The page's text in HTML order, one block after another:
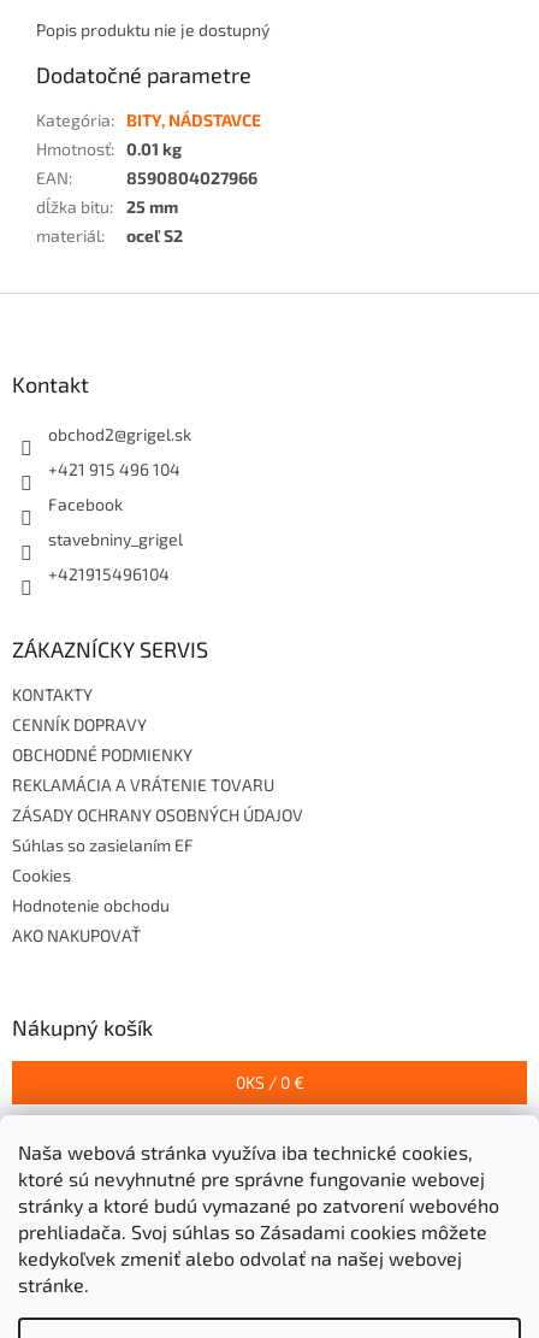
Naša webová stránka využíva iba technické cookies,
ktoré sú nevyhnutné pre správne fungovanie webovej
stránky a ktoré budú vymazané po zatvorení webového
prehliadača. Svoj súhlas so Zásadami cookies môžete
kedykoľvek zmeniť alebo odvolať na našej webovej
stránke.
Popis produktu nie je dostupný
Dodatočné parametre
Kategória:
BITY, NÁDSTAVCE
Hmotnosť: 0.01 kg
EAN:
8590804027966
dĺžka bitu:
25 mm
materiál: oceľ S2
Kontakt
obchod2@grigel.sk
+421 915 496 104
Facebook
stavebniny_grigel
+421915496104
ZÁKAZNÍCKY SERVIS
KONTAKTY
CENNÍK DOPRAVY
OBCHODNÉ PODMIENKY
REKLAMÁCIA A VRÁTENIE TOVARU
ZÁSADY OCHRANY OSOBNÝCH ÚDAJOV
Súhlas so zasielaním EF
Cookies
Hodnotenie obchodu
AKO NAKUPOVAŤ
Nákupný košík
0KS / 0 €
Prijímame online platby